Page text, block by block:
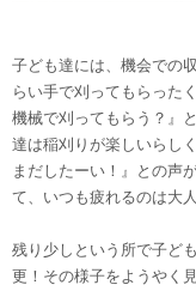
子ども達には、機会での
らい手で刈ってもらった
機械で刈ってもらう？』
達は稲刈りが楽しいらし
まだしたーい！』との声
て、いつも疲れるのは大
残り少しという所で子ど
更！その様子をようやく